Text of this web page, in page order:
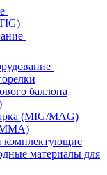
баллона
(MIG/MAG)
комплектующие
материалы для